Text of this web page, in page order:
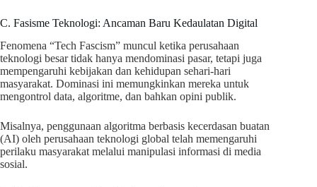
C. Fasisme Teknologi: Ancaman Baru Kedaulatan Digital
Fenomena “Tech Fascism” muncul ketika perusahaan
teknologi besar tidak hanya mendominasi pasar, tetapi juga
mempengaruhi kebijakan dan kehidupan sehari-hari
masyarakat. Dominasi ini memungkinkan mereka untuk
mengontrol data, algoritme, dan bahkan opini publik.
Misalnya, penggunaan algoritma berbasis kecerdasan buatan
(AI) oleh perusahaan teknologi global telah memengaruhi
perilaku masyarakat melalui manipulasi informasi di media
sosial.